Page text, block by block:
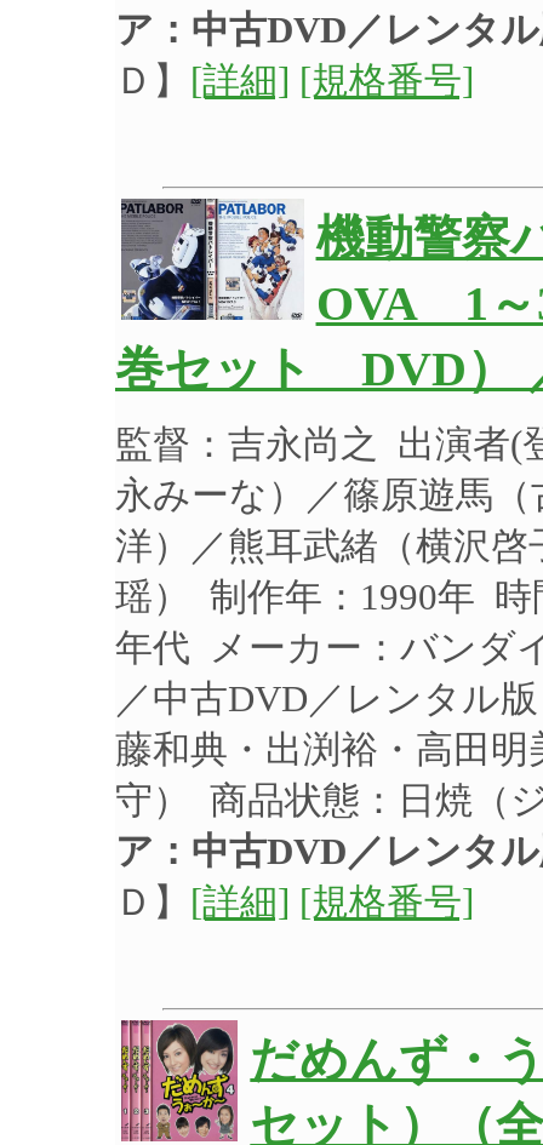
ア：中古DVD／レンタ
Ｄ】 [詳細] [規格番号]
機動警
OVA 1～
巻セット DVD）
監督：吉永尚之 出演者(
永みーな）／篠原遊馬
洋）／熊耳武緒（横沢
瑶） 制作年：1990年 時
年代 メーカー：バンダ
／中古DVD／レンタル
藤和典・出渕裕・高田
守） 商品状態：日焼（
ア：中古DVD／レンタ
Ｄ】 [詳細] [規格番号]
だめんず・
セット）（